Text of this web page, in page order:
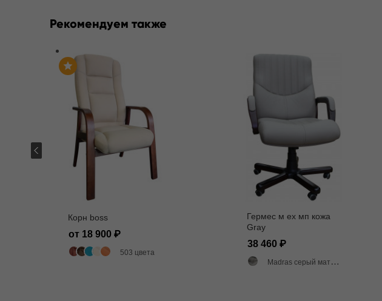
Рекомендуем также
Корн boss
от 18 900
503 цвета
Гермес м ех мп кожа
Gray
38 460
Madras серый матовый